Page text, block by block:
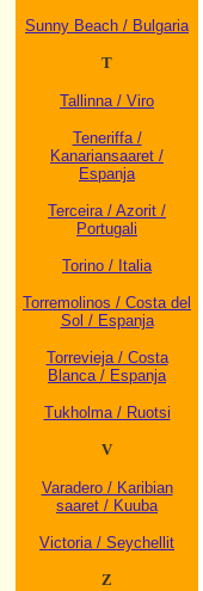
Sunny Beach / Bulgaria
T
Tallinna / Viro
Teneriffa /
Kanariansaaret /
Espanja
Terceira / Azorit /
Portugali
Torino / Italia
Torremolinos / Costa del
Sol / Espanja
Torrevieja / Costa
Blanca / Espanja
Tukholma / Ruotsi
V
Varadero / Karibian
saaret / Kuuba
Victoria / Seychellit
Z